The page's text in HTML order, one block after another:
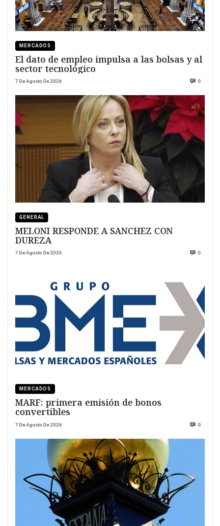
MERCADOS
El dato de empleo impulsa a las bolsas y al
sector tecnológico
7 De Agosto De 2026 0
GENERAL
MELONI RESPONDE A SANCHEZ CON
DUREZA
7 De Agosto De 2026 0
MERCADOS
MARF: primera emisión de bonos
convertibles
7 De Agosto De 2026 0